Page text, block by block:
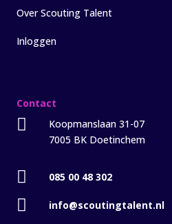
Over Scouting Talent
Inloggen
Contact

Koopmanslaan 31-07
7005 BK Doetinchem
 085 00 48 302
 info@scoutingtalent.nl